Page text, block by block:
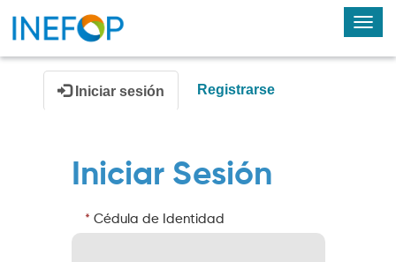
Iniciar sesión Registrarse
Iniciar Sesión
Cédula de Identidad